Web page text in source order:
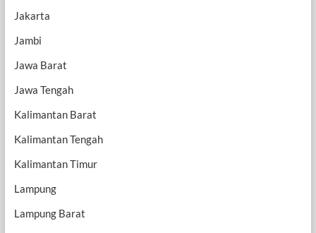
Jakarta
Jambi
Jawa Barat
Jawa Tengah
Kalimantan Barat
Kalimantan Tengah
Kalimantan Timur
Lampung
Lampung Barat